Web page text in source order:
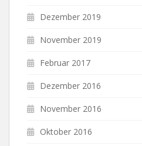
Dezember 2019
November 2019
Februar 2017
Dezember 2016
November 2016
Oktober 2016